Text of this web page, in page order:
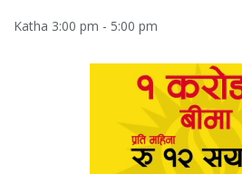
Katha 3:00 pm - 5:00 pm